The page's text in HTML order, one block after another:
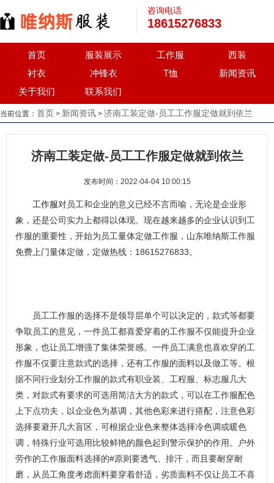
咨询电话
18615276833
首页 服装展示 工作服
西装
衬衣
冲锋衣 T恤
新闻资讯
关于我们
联系我们
当前位置： 首页 > 新闻资讯 > 济南工装定做-员工工作服定做就到依兰
济南工装定做-员工工作服定做就到依兰
发布时间：2022-04-04 10:00:15
工作服对员工和企业的意义已经不言而喻，无论是企业形
象，还是公司实力上都得以体现。现在越来越多的企业认识到工
作服的重要性，开始为员工量体定做工作服，山东唯纳斯工作服
免费上门量体定做，定做热线：18615276833。
员工工作服的选择不是领导层单个可以决定的，款式等都要
争取员工的意见，一件员工都喜爱穿着的工作服不仅能提升企业
形象，也让员工增强了集体荣誉感。一件员工满意也喜欢穿的工
作服不仅要注意款式的选择，还有工作服的面料以及做工等。根
据不同行业划分工作服的款式有职业装、工程服、标志服几大
类，对款式有要求的可选用简洁大方的款式，可以在工作服配色
上下点功夫，以企业色为基调，其他色彩来进行搭配，注意色彩
选择要避开几大盲区，可根据企业色来整体选择冷色调或暖色
调，特殊行业可选用比较鲜艳的颜色起到警示保护的作用。户外
劳作的工作服面料选择的#原则要透气、排汗，而且要耐穿耐
磨，从员工角度考虑面料要穿着舒适，劣质面料不仅让员工不喜